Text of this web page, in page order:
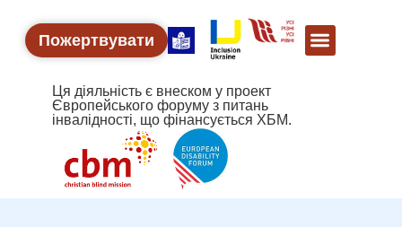
Пожертвувати
Ця діяльність є внеском у проект
Європейського форуму з питань
інвалідності, що фінансується ХБМ.